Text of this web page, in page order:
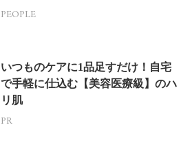
PEOPLE
いつものケアに1品足すだけ！自宅
で手軽に仕込む【美容医療級】のハ
リ肌
PR